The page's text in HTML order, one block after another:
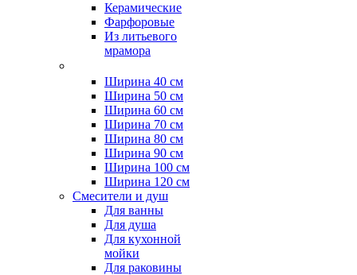
Керамические
Фарфоровые
Из литьевого
мрамора
Ширина 40 см
Ширина 50 см
Ширина 60 см
Ширина 70 см
Ширина 80 см
Ширина 90 см
Ширина 100 см
Ширина 120 см
Смесители и душ
Для ванны
Для душа
Для кухонной
мойки
Для раковины